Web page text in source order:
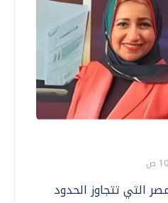
التي تتجاوز الحدود